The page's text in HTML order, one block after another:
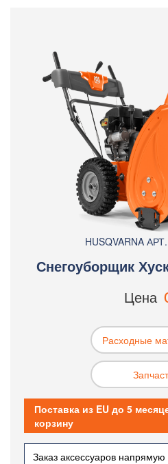
HUSQVARNA
Снегоуборщик
Цена
Расходные
Поставка из EU до 5
корзину
Заказ аксессуаров напрямую